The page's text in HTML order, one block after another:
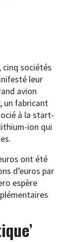
cinq sociétés
leur
avion
un fabricant
à la start-
ion qui
ont été
d’euros par
espère